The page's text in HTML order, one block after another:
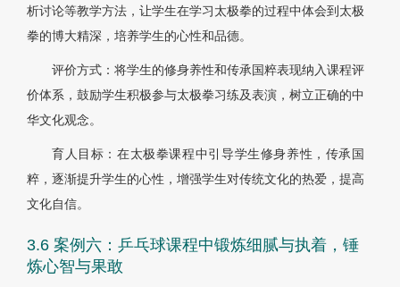
析讨论等教学方法，让学生在学习太极拳的过程中体会到太极
拳的博大精深，培养学生的心性和品德。
评价方式：将学生的修身养性和传承国粹表现纳入课程评
价体系，鼓励学生积极参与太极拳习练及表演，树立正确的中
华文化观念。
育人目标：在太极拳课程中引导学生修身养性，传承国
粹，逐渐提升学生的心性，增强学生对传统文化的热爱，提高
文化自信。
3.6 案例六：乒乓球课程中锻炼细腻与执着，锤
炼心智与果敢